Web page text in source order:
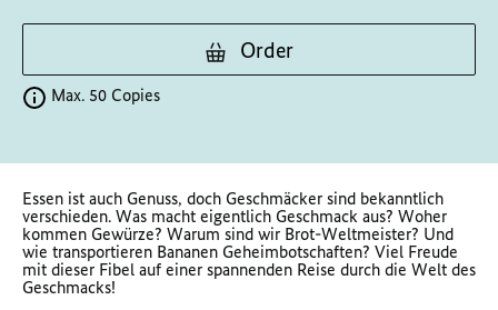
Order
Max. 50 Copies
Essen ist auch Genuss, doch Geschmäcker sind bekanntlich
verschieden. Was macht eigentlich Geschmack aus? Woher
kommen Gewürze? Warum sind wir Brot-Weltmeister? Und
wie transportieren Bananen Geheimbotschaften? Viel Freude
mit dieser Fibel auf einer spannenden Reise durch die Welt des
Geschmacks!